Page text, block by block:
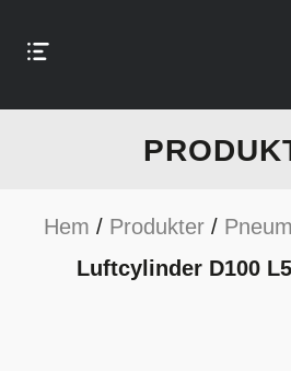
Hem / Produkter /
Luftcylinder D100